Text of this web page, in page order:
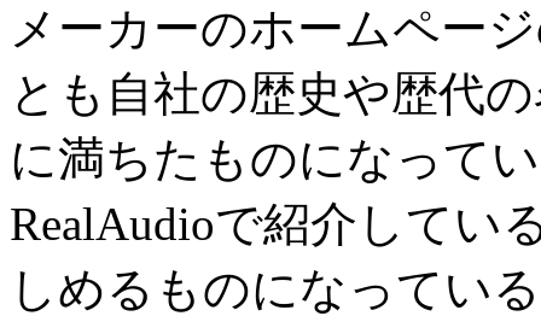
メーカーのホームペー
とも自社の歴史や歴代
に満ちたものになって
RealAudioで紹介してい
しめるものになってい